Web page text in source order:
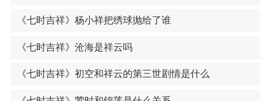
《七时吉祥》杨小祥把绣球抛给了谁
《七时吉祥》沧海是祥云吗
《七时吉祥》初空和祥云的第三世剧情是什么